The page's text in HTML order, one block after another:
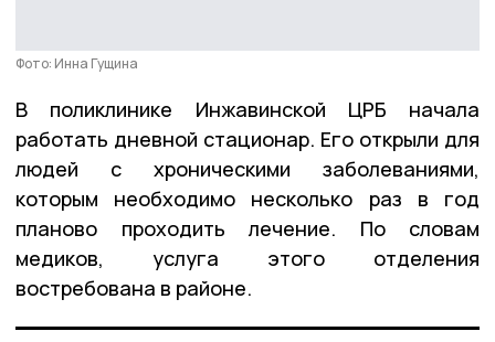
Фото: Инна Гущина
В поликлинике Инжавинской ЦРБ начала
работать дневной стационар. Его открыли для
людей с хроническими заболеваниями,
которым необходимо несколько раз в год
планово проходить лечение. По словам
медиков, услуга этого отделения
востребована в районе.